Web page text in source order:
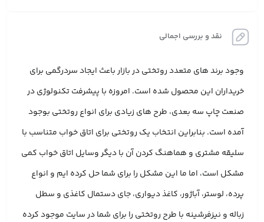
نقد و بررسی اجمالی
وجود برند های متعدد روتختی در بازار باعث ایجاد سردرگمی برای
خریداران این محصول شده است. امروزه با پیشرفت تکنولوژی در
صنعت چاپ سه بعدی، طرح های زیادی برای انواع روتختی بوجود
آمده است. بنابراین انتخاب یک روتختی برای اتاق خواب متناسب با
سلیقه مشتری و هماهنگ کردن آن با دیگر وسایل اتاق خواب کمی
مشکل است، اما ما این مشکل را برای شما حل کرده ایم و انواع
پرده، لوستر، آباژور، کاغذ دیواری، جای دستمال کاغذی و سطل
زباله و نیزفرشینه با طرح روتختی را برای شما در سایت موجود کرده